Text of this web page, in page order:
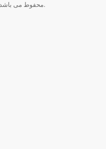
تمامی حقوق برای © 2026 Bestenet Host. محفوط می باشد.